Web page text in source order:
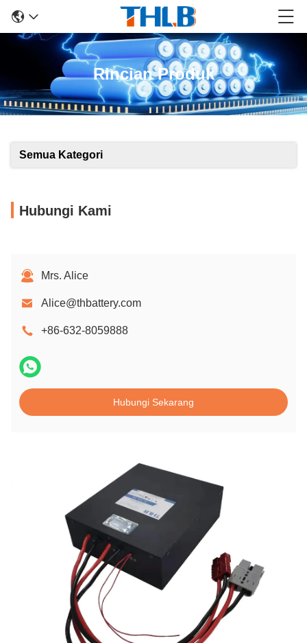
Rincian Produk
Semua Kategori
Hubungi Kami
Mrs. Alice
Alice@thbattery.com
+86-632-8059888
Hubungi Sekarang